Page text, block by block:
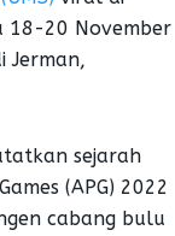
18-20 November
Jerman,
sejarah
(APG) 2022
cabang bulu